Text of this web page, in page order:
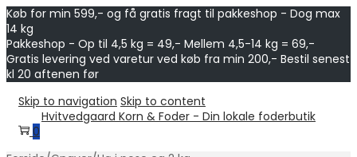
Køb for min 599,- og få gratis fragt til pakkeshop - Dog max
14 kg
Pakkeshop - Op til 4,5 kg = 49,- Mellem 4,5-14 kg = 69,-
Gratis levering ved varetur ved køb fra min 200,- Bestil senest
kl 20 aftenen før
Skip to navigation Skip to content
Hvitvedgaard Korn & Foder - Din lokale foderbutik
0